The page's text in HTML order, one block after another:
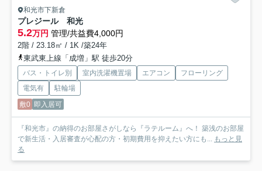
和光市下新倉
プレジール 和光
5.2万円 管理/共益費4,000円
2階 / 23.18㎡ / 1K /築24年
東武東上線「成増」駅 徒歩20分
バス・トイレ別 室内洗濯機置場 エアコン
フローリング
電気有
駐輪場
敷0 即入居可
『和光市』の納得のお部屋さがしなら『ラテルーム』へ！ 築浅のお部屋
で新生活・入居審査が心配の方・初期費用を抑えたい方にも... もっと見
る